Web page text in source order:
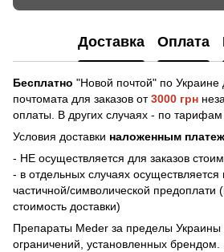
Доставка Оплата
Бесплатно "Новой почтой" по Украине
почтомата для заказов от3000 грн
оплаты. В других случаях - по тарифам
Условия доставки наложенным
- НЕ осуществляется для заказов
- в отдельных случаях осуществляется
частичной/символической
стоимость доставки)
Препараты Meder за пределы Украины
ограничений, установленных брендом.